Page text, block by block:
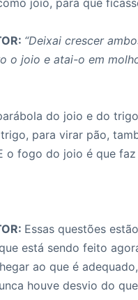
joio, para que
“Deixai crescer
o joio e atai-o em
do joio e do
para virar pão,
o fogo do joio é que
Essas questões
está sendo feito
ao que é
houve desvio do